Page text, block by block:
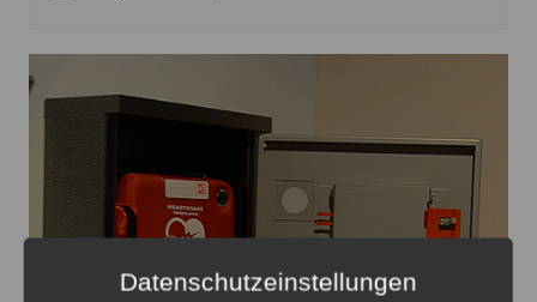
Datenschutzeinstellungen